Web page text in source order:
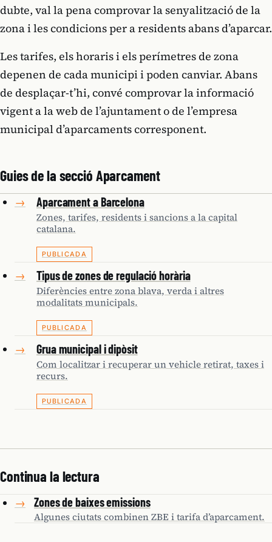
dubte, val la pena comprovar la senyalització de la
zona i les condicions per a residents abans d’aparcar.
Les tarifes, els horaris i els perímetres de zona
depenen de cada municipi i poden canviar. Abans
de desplaçar-t’hi, convé comprovar la informació
vigent a la web de l’ajuntament o de l’empresa
municipal d’aparcaments corresponent.
Guies de la secció Aparcament
→ Aparcament a Barcelona
Zones, tarifes, residents i sancions a la capital
catalana.
PUBLICADA
→ Tipus de zones de regulació horària
Diferències entre zona blava, verda i altres
modalitats municipals.
PUBLICADA
→ Grua municipal i dipòsit
Com localitzar i recuperar un vehicle retirat, taxes i
recurs.
PUBLICADA
Continua la lectura
→ Zones de baixes emissions
Algunes ciutats combinen ZBE i tarifa d’aparcament.